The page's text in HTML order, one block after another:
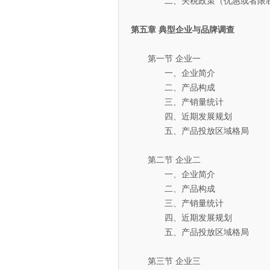
第五章 典型企业与品牌调查
第一节 企业一
一、企业简介
二、产品构成
三、产销量统计
四、近期发展规划
五、产品投放区域格局
第二节 企业二
一、企业简介
二、产品构成
三、产销量统计
四、近期发展规划
五、产品投放区域格局
第三节 企业三